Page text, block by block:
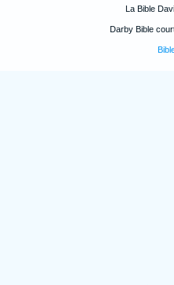
La Bible
Darby Bible